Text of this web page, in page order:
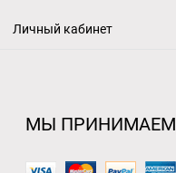
Личный кабинет
МЫ ПРИНИМАЕМ